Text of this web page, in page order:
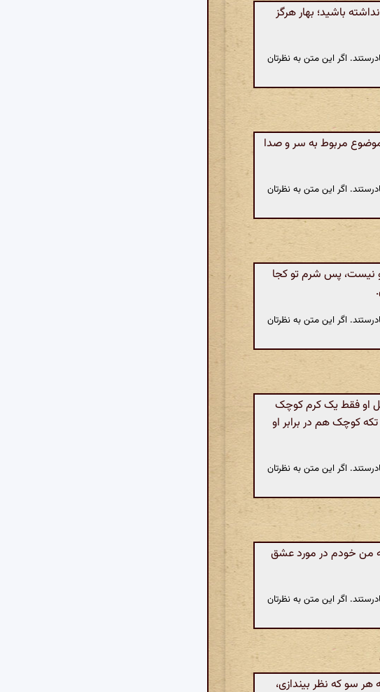
باشید؛ بهار هرگز
اگر این متن به نظرتان
مربوط به سر و صدا
اگر این متن به نظرتان
نیست، پس شرم تو کجا
اگر این متن به نظرتان
او فقط یک کرم کوچک
کوچک هم در برابر او
اگر این متن به نظرتان
من خودم در مورد عشق
اگر این متن به نظرتان
هر سو که نظر بیندازی،